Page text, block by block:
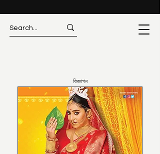
বিজ্ঞাপন